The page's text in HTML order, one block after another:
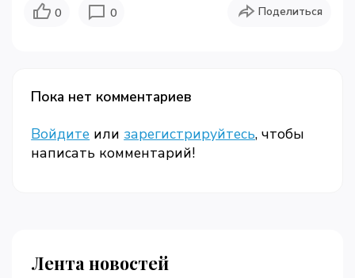
0 0 Поделиться
Пока нет комментариев
Войдите или зарегистрируйтесь, чтобы
написать комментарий!
Лента новостей